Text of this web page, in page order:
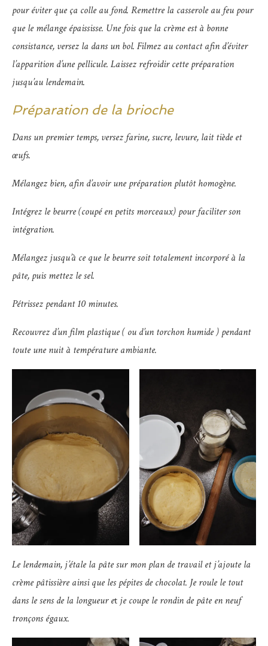
pour éviter que ça colle au fond. Remettre la casserole au feu pour
que le mélange épaississe. Une fois que la crème est à bonne
consistance, versez la dans un bol. Filmez au contact afin d’éviter
l’apparition d’une pellicule. Laissez refroidir cette préparation
jusqu’au lendemain.
Préparation de la brioche
Dans un premier temps, versez farine, sucre, levure, lait tiède et
œufs.
Mélangez bien, afin d’avoir une préparation plutôt homogène.
Intégrez le beurre (coupé en petits morceaux) pour faciliter son
intégration.
Mélangez jusqu’à ce que le beurre soit totalement incorporé à la
pâte, puis mettez le sel.
Pétrissez pendant 10 minutes.
Recouvrez d’un film plastique ( ou d’un torchon humide ) pendant
toute une nuit à température ambiante.
Le lendemain, j’étale la pâte sur mon plan de travail et j’ajoute la
crème pâtissière ainsi que les pépites de chocolat. Je roule le tout
dans le sens de la longueur et je coupe le rondin de pâte en neuf
tronçons égaux.